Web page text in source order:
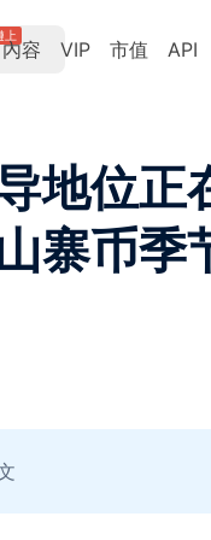
上
內容 VIP 市值 API
地位
寨币季